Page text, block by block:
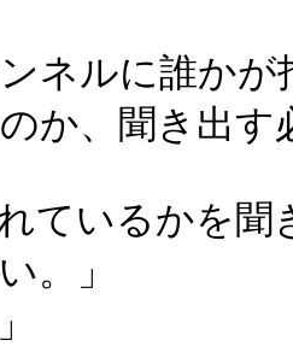
ネルに誰か
か、聞き出す
れているかを
。」